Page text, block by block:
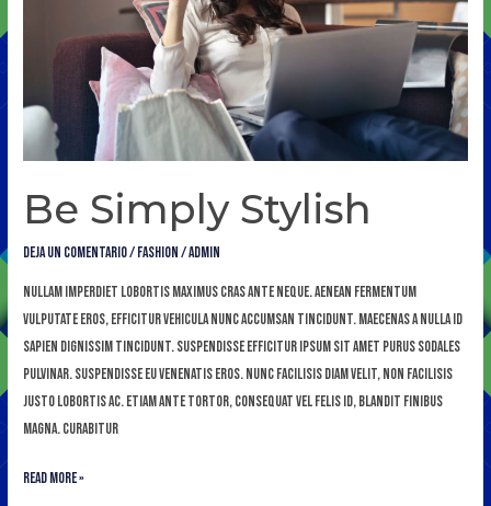
Be Simply Stylish
Deja un comentario/ Fashion /admin
Nullam imperdiet lobortis maximus cras ante neque. Aenean fermentum
vulputate eros, efficitur vehicula nunc accumsan tincidunt. Maecenas a nulla id
sapien dignissim tincidunt. Suspendisse efficitur ipsum sit amet purus sodales
pulvinar. Suspendisse eu venenatis eros. Nunc facilisis diam velit, non facilisis
justo lobortis ac. Etiam ante tortor, consequat vel felis id, blandit finibus
magna. Curabitur
Read More »